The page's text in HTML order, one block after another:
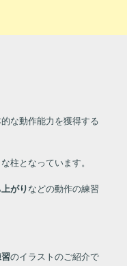
な動作能力を獲得する
柱となっています。
がりなどの動作の練習
のイラストのご紹介で